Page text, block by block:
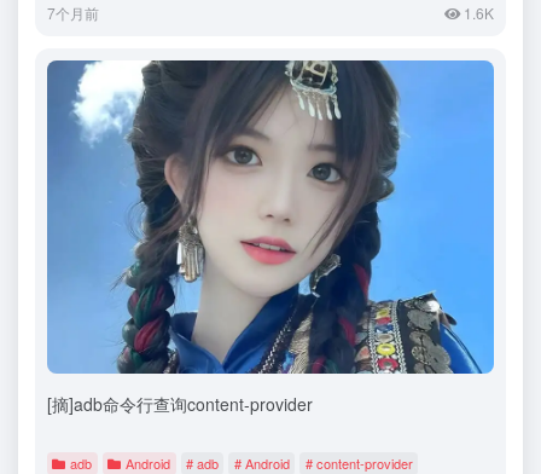
7个月前 1.6K
[摘]adb命令行查询content-provider
adb Android # adb # Android # content-provider